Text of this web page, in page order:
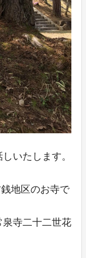
いたします。
地区のお寺で
泉寺二十二世花